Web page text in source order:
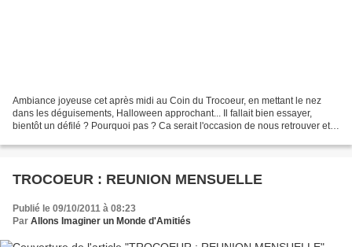
Ambiance joyeuse cet après midi au Coin du Trocoeur, en mettant le nez
dans les déguisements, Halloween approchant... Il fallait bien essayer,
bientôt un défilé ? Pourquoi pas ? Ca serait l'occasion de nous retrouver et
TROCOEUR : REUNION MENSUELLE
Publié le 09/10/2011 à 08:23
Par Allons Imaginer un Monde d'Amitiés